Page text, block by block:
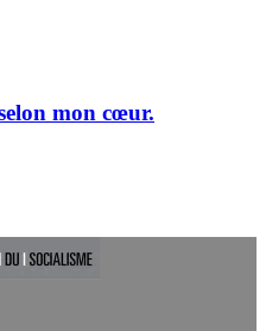
mon cœur.